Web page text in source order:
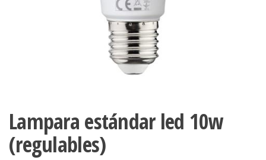
Lampara estándar led 10w
(regulables)